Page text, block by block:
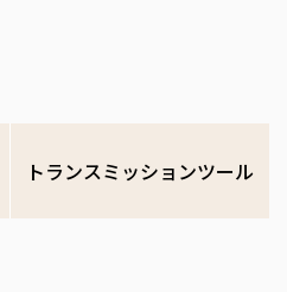
トランスミッションツール